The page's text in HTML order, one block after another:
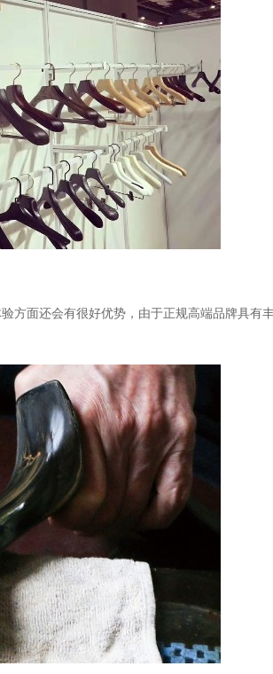
方面还会有很好优势，由于正规高端品牌具有